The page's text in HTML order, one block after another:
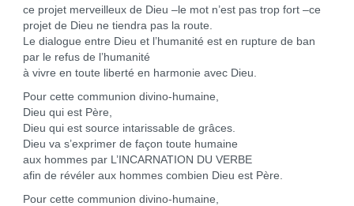
ce projet merveilleux de Dieu –le mot n’est pas trop fort –ce
projet de Dieu ne tiendra pas la route.
Le dialogue entre Dieu et l’humanité est en rupture de ban
par le refus de l’humanité
à vivre en toute liberté en harmonie avec Dieu.
Pour cette communion divino-humaine,
Dieu qui est Père,
Dieu qui est source intarissable de grâces.
Dieu va s’exprimer de façon toute humaine
aux hommes par L’INCARNATION DU VERBE
afin de révéler aux hommes combien Dieu est Père.
Pour cette communion divino-humaine,